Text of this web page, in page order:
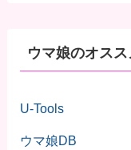
ウマ娘のオス
U-Tools
ウマ娘DB